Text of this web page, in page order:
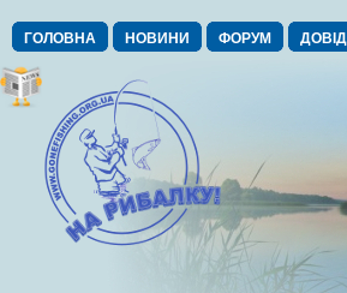
ГОЛОВНА НОВИНИ ФОРУМ